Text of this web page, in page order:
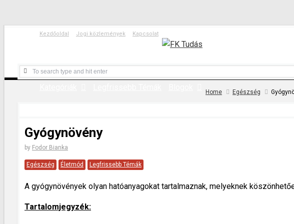
Kezdőoldal Jogi közlemények Kapcsolat
Home Egészség
Gyógynövény
by Fodor Bianka
Egészség Életmód Legfrissebb Témák
A gyógynövények olyan hatóanyagokat tartalmaznak, melyeknek
Tartalomjegyzék: